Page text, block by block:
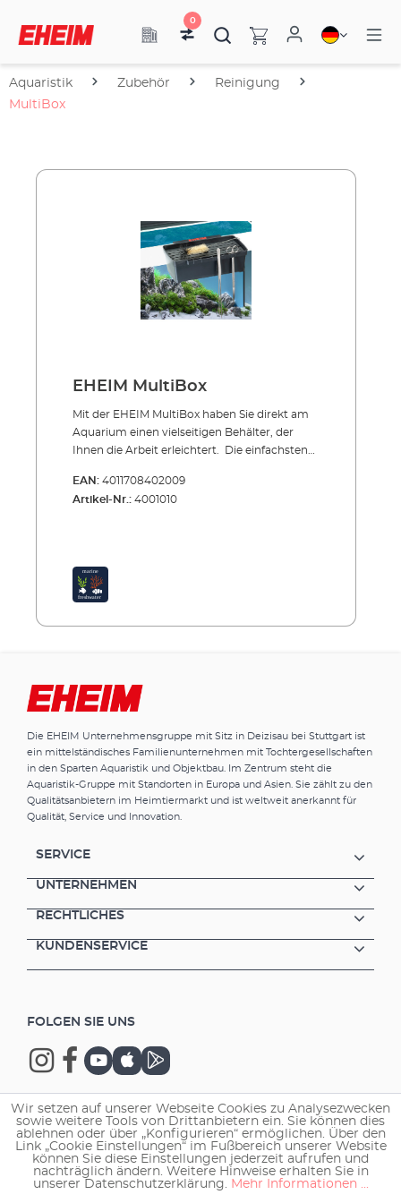
0
Aquaristik Zubehör
Reinigung
MultiBox
EHEIM MultiBox
Mit der EHEIM MultiBox haben Sie direkt am
Aquarium einen vielseitigen Behälter, der
Ihnen die Arbeit erleichtert. Die einfachsten
Pflegearbeiten bisher die Werkzeuge wie
Schere, Pinzette, Scheibenreiniger,
Oder Pflanzenreste und Abfälle? Wo
gewöhnen Sie neue Tiere ein? Wo ist Ihre
Lösung bietet Ihnen jetzt die EHEIM MultiBox.
Werkzeugösen, Deckel und Maße – alles ist
clever durchdacht. Vorteile der EHEIM
und Depot direkt am Aquarium bei
Pflegearbeiten und Aquascaping (Werkzeuge,
Pflanzen, Utensilien usw.) Behälter für
Pflanzenreste, Algen und andere Abfälle
Tieren (z.B. nach dem Kauf) Quarantäne-
und/oder Behandlungsstation Zweigeteilter
Fischen (Öffnung für Belüftungsschlauch
Aquariumscheibe oder (falls die Aquarium-
Abdeckung es nicht erlaubt) an der
20 mm (Schranktür) Abstandshalter zur
einzurasten und genau einstellbar 6 Ösen
zum Einhängen von Werkzeugen (Pinzetten,
Scheren, Fischnetz, Scheibenreiniger usw.)
Ideale Maße: Maße (LxBxH) 310 x 187 x 101 mm
Füllung der Box mit bis zu 2,5 l Wasser
möglich Die Behälterbreite ist so bemessen,
dass umgewöhnte Tiere mit einem kleinen
Fischnetz schonend herausgefangen und
EAN: 4011708402009
Artikel-Nr.: 4001010
Die EHEIM Unternehmensgruppe mit Sitz in Deizisau bei Stuttgart ist
ein mittelständisches Familienunternehmen mit Tochtergesellschaften
in den Sparten Aquaristik und Objektbau. Im Zentrum steht die
Aquaristik-Gruppe mit Standorten in Europa und Asien. Sie zählt zu den
Qualitätsanbietern im Heimtiermarkt und ist weltweit anerkannt für
Qualität, Service und Innovation.
SERVICE
UNTERNEHMEN
RECHTLICHES
KUNDENSERVICE
FOLGEN SIE UNS
Copyright © 2026 EHEIM GmbH & Co. KG.
Wir setzen auf unserer Webseite Cookies zu Analysezwecken
sowie weitere Tools von Drittanbietern ein. Sie können dies
ablehnen oder über „Konfigurieren“ ermöglichen. Über den
Link „Cookie Einstellungen“ im Fußbereich unserer Website
können Sie diese Einstellungen jederzeit aufrufen und
nachträglich ändern. Weitere Hinweise erhalten Sie in
unserer Datenschutzerklärung. Mehr Informationen ...